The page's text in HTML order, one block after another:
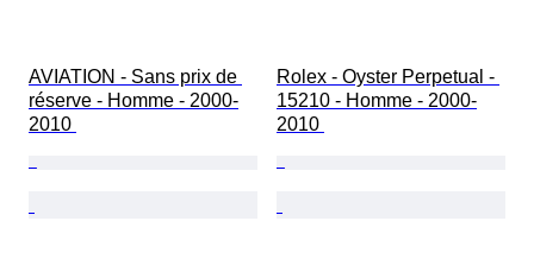
AVIATION - Sans prix de
réserve - Homme - 2000-
2010
Rolex - Oyster Perpetual -
15210 - Homme - 2000-
2010